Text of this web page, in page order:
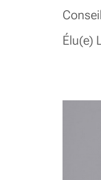
Élu(e)
citoyen